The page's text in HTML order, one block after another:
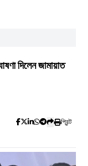
দিলেন জামায়াত
প্রিন্ট